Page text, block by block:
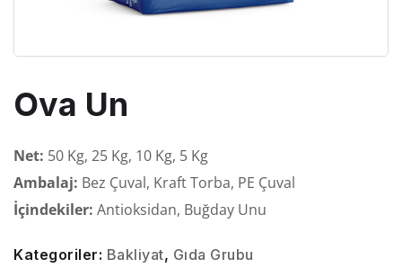
Ova Un
Net: 50 Kg, 25 Kg, 10 Kg, 5 Kg
Ambalaj: Bez Çuval, Kraft Torba, PE Çuval
İçindekiler: Antioksidan, Buğday Unu
Kategoriler: Bakliyat, Gıda Grubu